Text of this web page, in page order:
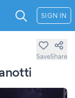
SIGN IN
SaveShare